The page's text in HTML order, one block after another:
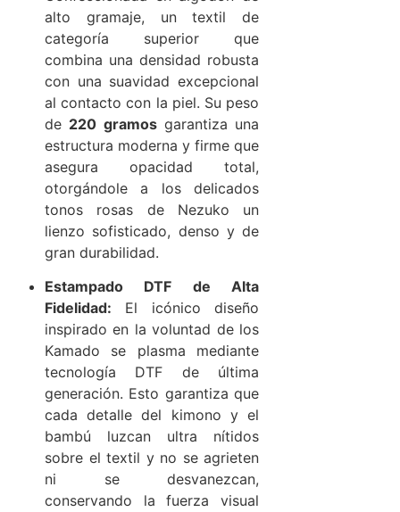
alto gramaje, un textil de
categoría superior que
combina una densidad robusta
con una suavidad excepcional
al contacto con la piel. Su peso
de 220 gramosgarantiza una
estructura moderna y firme que
asegura opacidad total,
otorgándole a los delicados
tonos rosas de Nezuko un
lienzo sofisticado, denso y de
gran durabilidad.
Estampado DTF de Alta
Fidelidad: El icónico diseño
inspirado en la voluntad de los
Kamado se plasma mediante
tecnología DTF de última
generación. Esto garantiza que
cada detalle del kimono y el
bambú luzcan ultra nítidos
sobre el textil y no se agrieten
ni se desvanezcan,
conservando la fuerza visual